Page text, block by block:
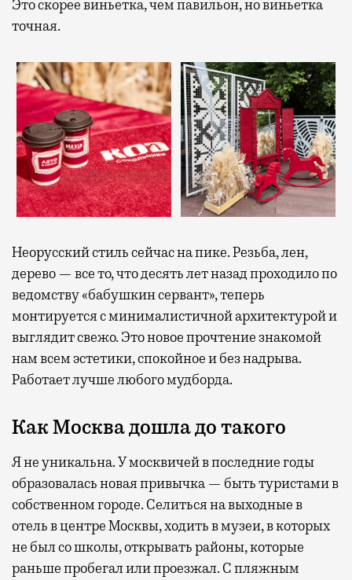
Это скорее виньетка, чем павильон, но виньетка
точная.
Неорусский стиль сейчас на пике. Резьба, лен,
дерево — все то, что десять лет назад проходило по
ведомству «бабушкин сервант», теперь
монтируется с минималистичной архитектурой и
выглядит свежо. Это новое прочтение знакомой
нам всем эстетики, спокойное и без надрыва.
Работает лучше любого мудборда.
Как Москва дошла до такого
Я не уникальна. У москвичей в последние годы
образовалась новая привычка — быть туристами в
собственном городе. Селиться на выходные в
отель в центре Москвы, ходить в музеи, в которых
не был со школы, открывать районы, которые
раньше пробегал или проезжал. С пляжным